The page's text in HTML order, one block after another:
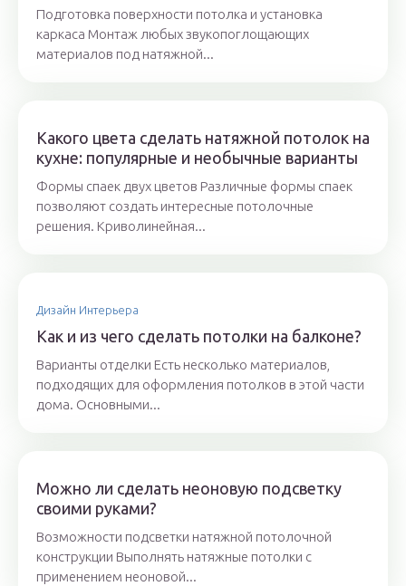
Подготовка поверхности потолка и установка
каркаса Монтаж любых звукопоглощающих
материалов под натяжной...
Какого цвета сделать натяжной потолок на
кухне: популярные и необычные варианты
Формы спаек двух цветов Различные формы спаек
позволяют создать интересные потолочные
решения. Криволинейная...
Дизайн Интерьера
Как и из чего сделать потолки на балконе?
Варианты отделки Есть несколько материалов,
подходящих для оформления потолков в этой части
дома. Основными...
Можно ли сделать неоновую подсветку
своими руками?
Возможности подсветки натяжной потолочной
конструкции Выполнять натяжные потолки с
применением неоновой...